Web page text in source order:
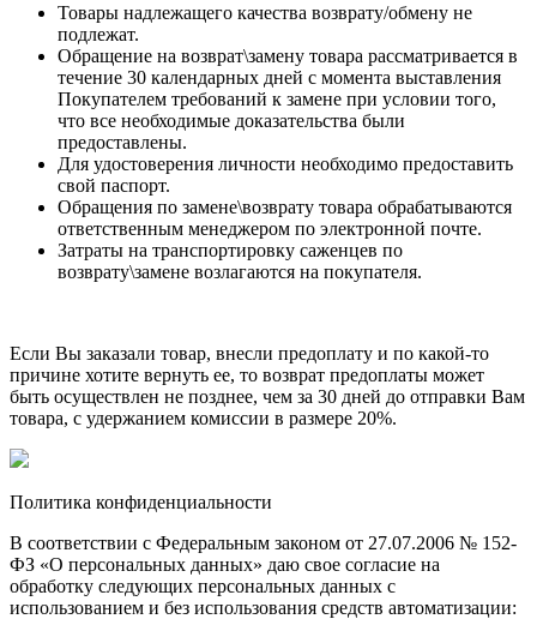
Товары надлежащего качества возврату/обмену не
подлежат.
Обращение на возврат\замену товара рассматривается в
течение 30 календарных дней с момента выставления
Покупателем требований к замене при условии того,
что все необходимые доказательства были
предоставлены.
Для удостоверения личности необходимо предоставить
свой паспорт.
Обращения по замене\возврату товара обрабатываются
ответственным менеджером по электронной почте.
Затраты на транспортировку саженцев по
возврату\замене возлагаются на покупателя.
Если Вы заказали товар, внесли предоплату и по какой-то
причине хотите вернуть ее, то возврат предоплаты может
быть осуществлен не позднее, чем за 30 дней до отправки Вам
товара, с удержанием комиссии в размере 20%.
Политика конфиденциальности
В соответствии с Федеральным законом от 27.07.2006 № 152-
ФЗ «О персональных данных» даю свое согласие на
обработку следующих персональных данных с
использованием и без использования средств автоматизации: